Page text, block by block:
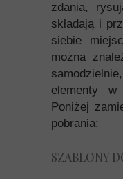
zdania,
składają i
siebie
można
elementy w
Poniżej
pobrania:
SZABLONY